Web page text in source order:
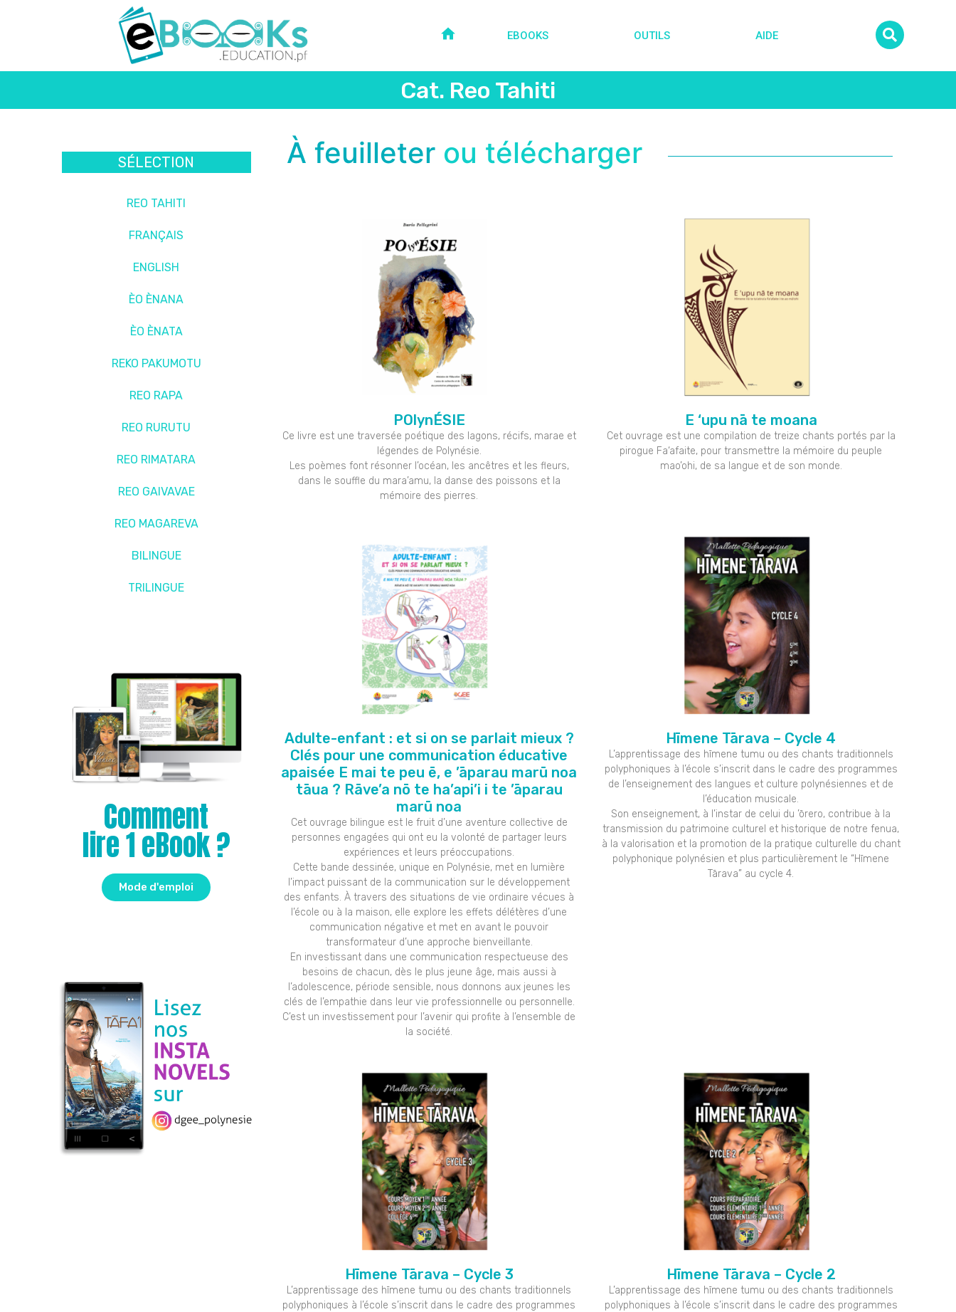
EBOOKS OUTILS AIDE
Cat. Reo Tahiti
SÉLECTION
REO TAHITI
FRANÇAIS
ENGLISH
ÈO ÈNANA
ÈO ÈNATA
REKO PAKUMOTU
REO RAPA
REO RURUTU
REO RIMATARA
REO GAIVAVAE
REO MAGAREVA
BILINGUE
TRILINGUE
Comment
lire 1 eBook ?
Mode d'emploi
À feuilleter ou télécharger
POlynÉSIE
Ce livre est une traversée poétique des lagons, récifs, marae et
légendes de Polynésie.
Les poèmes font résonner l’océan, les ancêtres et les fleurs,
dans le souffle du mara’amu, la danse des poissons et la
mémoire des pierres.
E ‘upu nā te moana
Cet ouvrage est une compilation de treize chants portés par la
pirogue Fa‘afaite, pour transmettre la mémoire du peuple
mao’ohi, de sa langue et de son monde.
Adulte-enfant : et si on se parlait mieux ?
Clés pour une communication éducative
apaisée E mai te peu ē, e ’āparau marū noa
tāua ? Rāve’a nō te ha’api’i i te ’āparau
marū noa
Cet ouvrage bilingue est le fruit d’une aventure collective de
personnes engagées qui ont eu la volonté de partager leurs
expériences et leurs préoccupations.
Cette bande dessinée, unique en Polynésie, met en lumière
l’impact puissant de la communication sur le développement
des enfants. À travers des situations de vie ordinaire vécues à
l’école ou à la maison, elle explore les effets délétères d’une
communication négative et met en avant le pouvoir
transformateur d’une approche bienveillante.
En investissant dans une communication respectueuse des
besoins de chacun, dès le plus jeune âge, mais aussi à
l’adolescence, période sensible, nous donnons aux jeunes les
clés de l’empathie dans leur vie professionnelle ou personnelle.
C’est un investissement pour l’avenir qui profite à l’ensemble de
la société.
Hīmene Tārava – Cycle 4
L’apprentissage des hīmene tumu ou des chants traditionnels
polyphoniques à l’école s’inscrit dans le cadre des programmes
de l’enseignement des langues et culture polynésiennes et de
l’éducation musicale.
Son enseignement, à l’instar de celui du ’ōrero, contribue à la
transmission du patrimoine culturel et historique de notre fenua,
à la valorisation et la promotion de la pratique culturelle du chant
polyphonique polynésien et plus particulièrement le “Hīmene
Tārava” au cycle 4.
Hīmene Tārava – Cycle 3
L’apprentissage des hīmene tumu ou des chants traditionnels
polyphoniques à l’école s’inscrit dans le cadre des programmes
Hīmene Tārava – Cycle 2
L’apprentissage des hīmene tumu ou des chants traditionnels
polyphoniques à l’école s’inscrit dans le cadre des programmes